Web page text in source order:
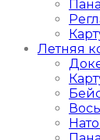
Летняя